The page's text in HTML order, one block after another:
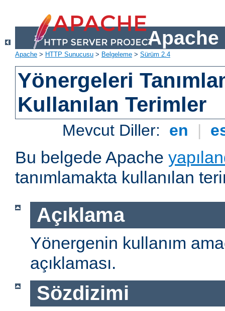
Apache
Apache > HTTP Sunucusu > Belgeleme > Sürüm 2.4
Yönergeleri
Kullanılan Terimler
Mevcut Diller: en |
Bu belgede Apache
tanımlamakta kullanılan
Açıklama
Yönergenin kullanım
açıklaması.
Sözdizimi